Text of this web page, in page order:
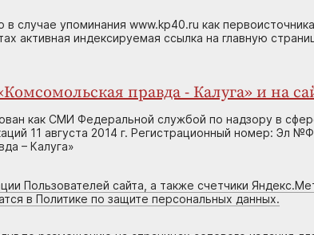
случае упоминания www.kp40.ru как
активная индексируемая ссылка на главную
правда - Калуга» и на
как СМИ Федеральной службой по надзору в
11 августа 2014 г. Регистрационный номер: Эл
– Калуга»
Пользователей сайта, а также счетчики
в Политике по защите персональных данных.